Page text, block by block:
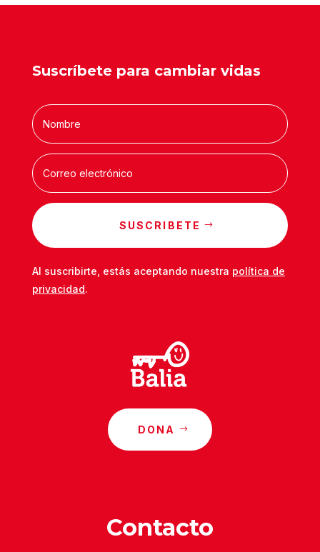
Suscríbete para cambiar vidas
SUSCRIBETE
Al suscribirte, estás aceptando nuestra política de
privacidad.
DONA
Contacto